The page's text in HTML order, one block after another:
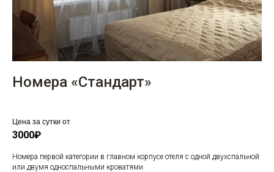
Номера «Стандарт»
Цена за сутки от
3000₽
Номера первой категории в главном корпусе отеля с одной двухспальной
или двумя односпальными кроватями.